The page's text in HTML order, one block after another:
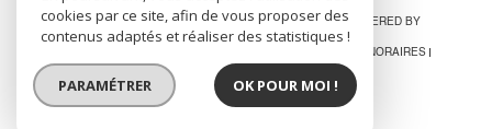
© 2026 | TOUS DROITS RÉSERVÉS | TRADUCTION POWERED BY
GOOGLE |
NOS HONORAIRES
NOS LIENS
POLITIQUE RGPD COOKIES
cookies par ce site, afin de vous proposer des
contenus adaptés et réaliser des statistiques !
PARAMÉTRER OK POUR MOI !